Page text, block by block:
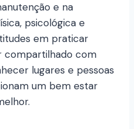
e na
psicológica e
em praticar
compartilhado com
lugares e pessoas
um bem estar